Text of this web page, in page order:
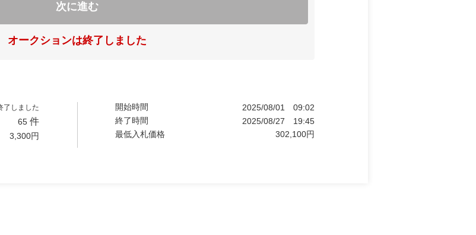
次に進む
オークションは終了しました
了しました
65 件
3,300円
開始時間 2025/08/01
09:02
終了時間
2025/08/27
19:45
最低入札価格
302,100円